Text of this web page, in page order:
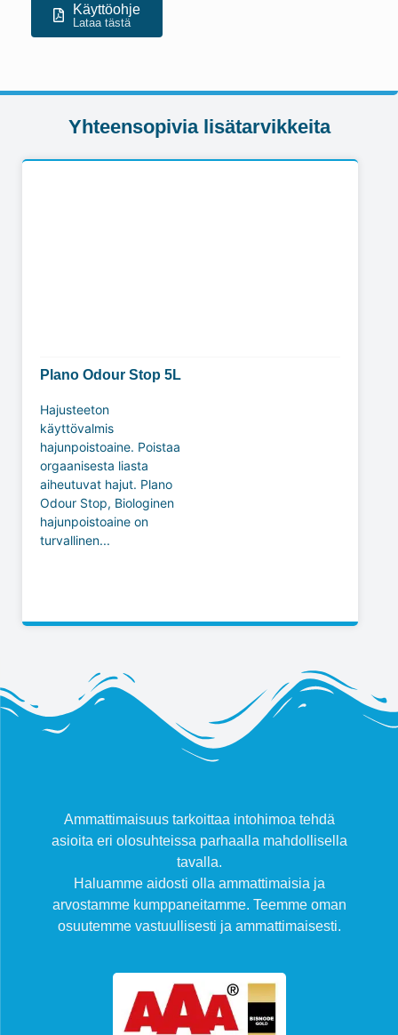
Käyttöohje
Lataa tästä
Yhteensopivia lisätarvikkeita
Plano Odour Stop 5L
Hajusteeton
käyttövalmis
hajunpoistoaine. Poistaa
orgaanisesta liasta
aiheutuvat hajut. Plano
Odour Stop, Biologinen
hajunpoistoaine on
turvallinen...
Ammattimaisuus tarkoittaa intohimoa tehdä
asioita eri olosuhteissa parhaalla mahdollisella
tavalla.
Haluamme aidosti olla ammattimaisia ja
arvostamme kumppaneitamme. Teemme oman
osuutemme vastuullisesti ja ammattimaisesti.